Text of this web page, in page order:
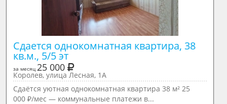
Сдается однокомнатная квартира, 38
кв.м., 5/5 эт
за месяц 25 000
Королев, улица Лесная, 1А
Сдаётся уютная однокомнатная квартира 38 м² 25
000 ₽/мес — коммунальные платежи в...